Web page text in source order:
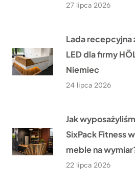
27 lipca 2026
Lada
LED dla firmy
Niemiec
24 lipca 2026
Jak
SixPack Fitness
meble na
22 lipca 2026